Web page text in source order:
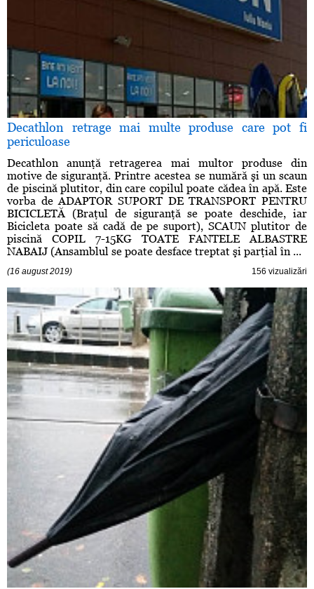
Decathlon retrage mai multe produse care pot fi
periculoase
Decathlon anunţă retragerea mai multor produse din
motive de siguranţă. Printre acestea se numără şi un scaun
de piscină plutitor, din care copilul poate cădea în apă. Este
vorba de ADAPTOR SUPORT DE TRANSPORT PENTRU
BICICLETĂ (Braţul de siguranţă se poate deschide, iar
Bicicleta poate să cadă de pe suport), SCAUN plutitor de
piscină COPIL 7-15KG TOATE FANTELE ALBASTRE
NABAIJ (Ansamblul se poate desface treptat şi parţial în ...
(16 august 2019) 156 vizualizări